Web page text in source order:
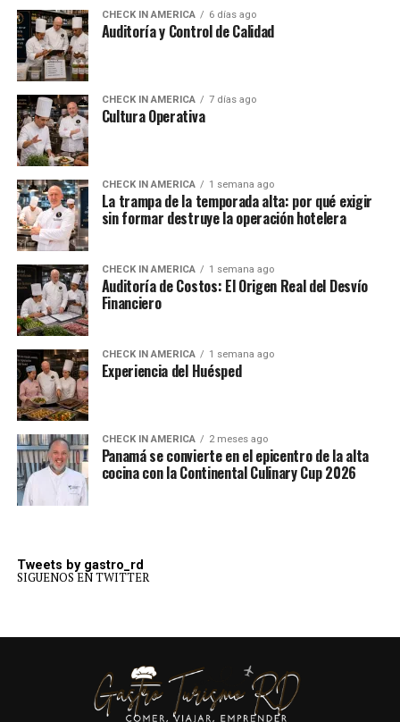
CHECK IN AMERICA 6 días ago
Auditoría y Control de Calidad
CHECK IN AMERICA 7 días ago
Cultura Operativa
CHECK IN AMERICA 1 semana ago
La trampa de la temporada alta: por qué exigir
sin formar destruye la operación hotelera
CHECK IN AMERICA 1 semana ago
Auditoría de Costos: El Origen Real del Desvío
Financiero
CHECK IN AMERICA 1 semana ago
Experiencia del Huésped
CHECK IN AMERICA 2 meses ago
Panamá se convierte en el epicentro de la alta
cocina con la Continental Culinary Cup 2026
Tweets by gastro_rd
SIGUENOS EN TWITTER